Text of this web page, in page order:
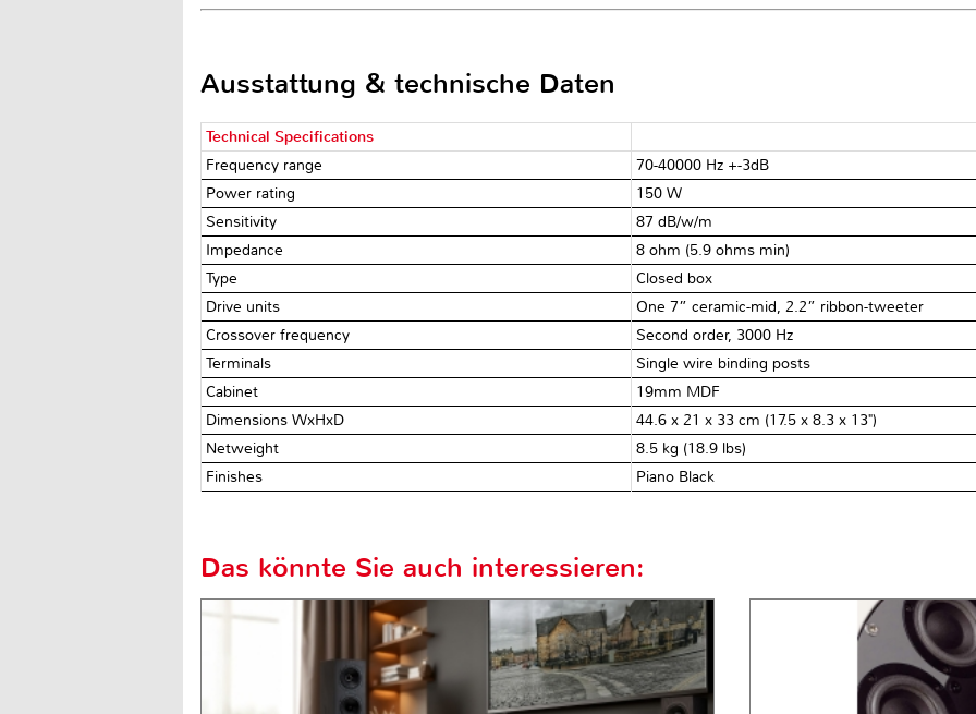
Ausstattung & technische Daten
Technical Specifications
Frequency range
70-40000 Hz +-3dB
Power rating
150 W
Sensitivity
87 dB/w/m
Impedance
8 ohm (5.9 ohms min)
Type
Closed box
Drive units
One 7” ceramic-mid, 2.2” ribbon-tweeter
Crossover frequency
Second order, 3000 Hz
Terminals
Single wire binding posts
Cabinet
19mm MDF
Dimensions WxHxD
44.6 x 21 x 33 cm (17.5 x 8.3 x 13")
Netweight
8.5 kg (18.9 lbs)
Finishes
Piano Black
Das könnte Sie auch interessieren: